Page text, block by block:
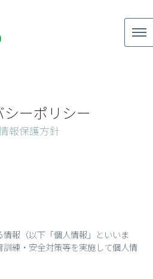
シーポリシー
報保護方針
報（以下「個人情報」といいま
練・安全対策等を実施して個人情